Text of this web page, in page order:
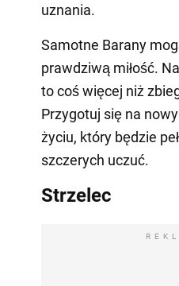
uznania.
Samotne Barany
prawdziwą miłość.
to coś więcej niż
Przygotuj się na
życiu, który będzie
szczerych uczuć.
Strzelec